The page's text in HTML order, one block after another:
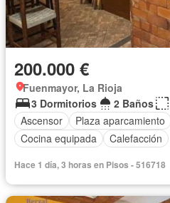
200.000 €
Fuenmayor, La Rioja
3 Dormitorios
2 Baños
Ascensor
Plaza aparcamiento
Cocina equipada
Calefacción
Hace 1 día, 3 horas en Pisos - 516718